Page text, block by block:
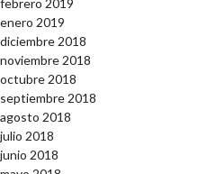
enero 2019
diciembre 2018
noviembre 2018
octubre 2018
septiembre 2018
agosto 2018
julio 2018
junio 2018